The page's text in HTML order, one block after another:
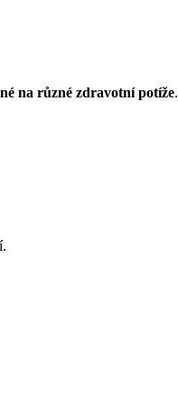
na různé zdravotní potíže.